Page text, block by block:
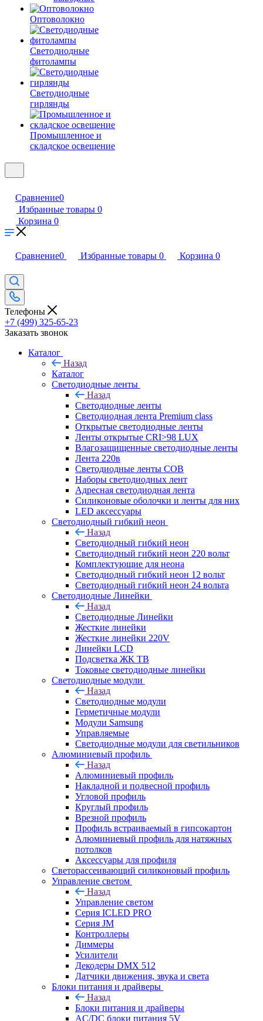
Оптоволокно
Светодиодные
фитолампы
Светодиодные
гирлянды
Промышленное и
складское освещение
Сравнение0
Избранные товары 0
Корзина 0
Сравнение0 Избранные товары 0 Корзина 0
Телефоны
+7 (499) 325-65-23
Заказать звонок
Каталог
Назад
Каталог
Светодиодные ленты
Назад
Светодиодные ленты
Светодиодная лента Premium class
Открытые светодиодные ленты
Ленты открытые CRI>98 LUX
Влагозащищенные светодиодные ленты
Лента 220в
Светодиодные ленты COB
Наборы светодиодных лент
Адресная светодиодная лента
Силиконовые оболочки и ленты для них
LED аксессуары
Светодиодный гибкий неон
Назад
Светодиодный гибкий неон
Светодиодный гибкий неон 220 вольт
Комплектующие для неона
Светодиодный гибкий неон 12 вольт
Светодиодный гибкий неон 24 вольта
Светодиодные Линейки
Назад
Светодиодные Линейки
Жесткие линейки
Жесткие линейки 220V
Линейки LCD
Подсветка ЖК ТВ
Токовые светодиодные линейки
Светодиодные модули
Назад
Светодиодные модули
Герметичные модули
Модули Samsung
Управляемые
Светодиодные модули для светильников
Алюминиевый профиль
Назад
Алюминиевый профиль
Накладной и подвесной профиль
Угловой профиль
Круглый профиль
Врезной профиль
Профиль встраиваемый в гипсокартон
Алюминиевый профиль для натяжных
потолков
Аксессуары для профиля
Светорассеивающий силиконовый профиль
Управление светом
Назад
Управление светом
Серия ICLED PRO
Серия JM
Контроллеры
Диммеры
Усилители
Декодеры DMX 512
Датчики движения, звука и света
Блоки питания и драйверы
Назад
Блоки питания и драйверы
AC/DC блоки питания 5V